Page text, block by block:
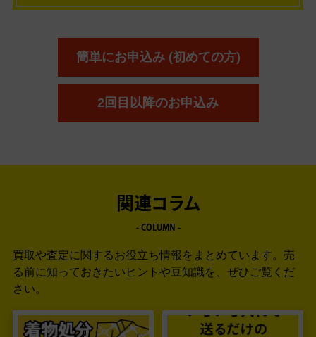
簡単にお申込み (初めての方)
2回目以降のお申込み
関連コラム
- COLUMN -
買取や査定に関するお役立ち情報をまとめています。 売
る前に知っておきたいヒントや豆知識を、ぜひご覧くだ
さい。